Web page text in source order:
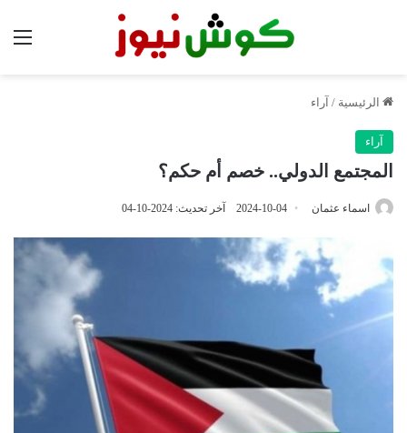
الرئيسية / آراء
آراء
المجتمع الدولي.. خصم أم حكم؟
اسماء عثمان 2024-10-04 آخر تحديث: 2024-10-04